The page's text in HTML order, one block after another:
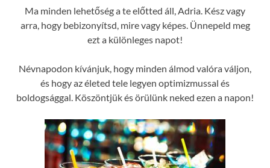
Ma minden lehetőség a te előtted áll, Adria. Kész vagy
arra, hogy bebizonyítsd, mire vagy képes. Ünnepeld meg
ezt a különleges napot!
Névnapodon kívánjuk, hogy minden álmod valóra váljon,
és hogy az életed tele legyen optimizmussal és
boldogsággal. Köszöntjük és örülünk neked ezen a napon!